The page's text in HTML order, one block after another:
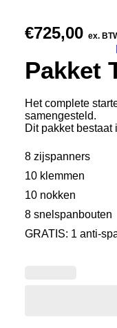
€725,00 ex.
Pakket
Het complete
samengesteld.
Dit pakket bestaat
8 zijspanners
10 klemmen
10 nokken
8 snelspanbouten
GRATIS: 1 anti-